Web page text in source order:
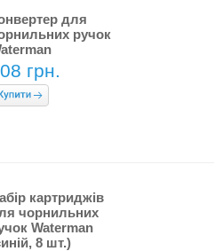
для
ручок
грн.
картриджів
чорнильних
Waterman
8 шт.)